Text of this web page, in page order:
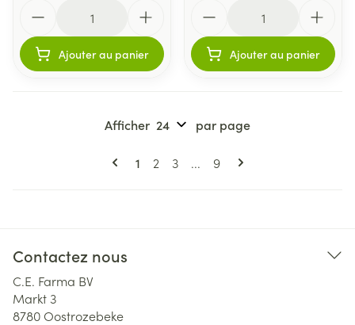
Ajouter au panier Ajouter au panier
Pages
Vous lisez actuellement la page
1 Page
2 Page
3 ... Page
9
Afficher par page
Contactez nous
C.E. Farma BV
Markt 3
8780Oostrozebeke